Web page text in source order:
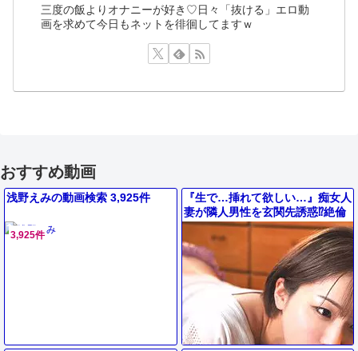
三度の飯よりオナニーが好き♡日々「抜ける」エロ動
画を求めて今日もネットを徘徊してますｗ
おすすめ動画
浅野えみの動画検索 3,925件
3,925件
『生で…挿れて欲しい…』痴女人
妻が隣人男性を玄関先誘惑⁉絶倫
巨根デカチンでエロ不倫セックス
して顔射ぶっかけ射精の浮気妻！